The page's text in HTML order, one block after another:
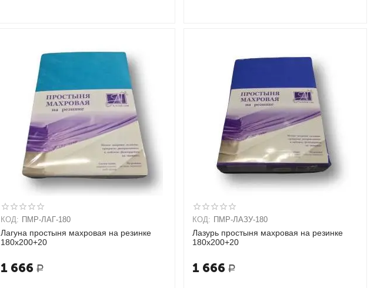
КОД: ПМР-ЛАГ-180
Лагуна простыня махровая на резинке
180х200+20
1 666 Р
КОД: ПМР-ЛАЗУ-180
Лазурь простыня махровая на резинке
180х200+20
1 666 Р